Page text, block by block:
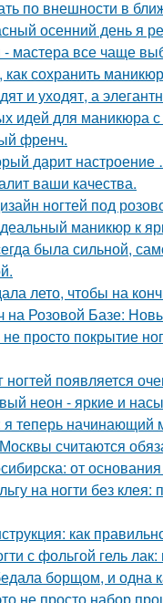
по внешности в
осенний день я
мастера все чаще
сохранить
и уходят, а
идей для маникюра
френч.
дарит
ваши качества.
ногтей под
маникюр к
была сильной,
лето, чтобы на
Розовой Базе:
просто покрытие
ногтей появляется
неон - яркие и
я теперь начинающий
считаются
от
на ногти без
как
с фольгой гель
борщом, и одна